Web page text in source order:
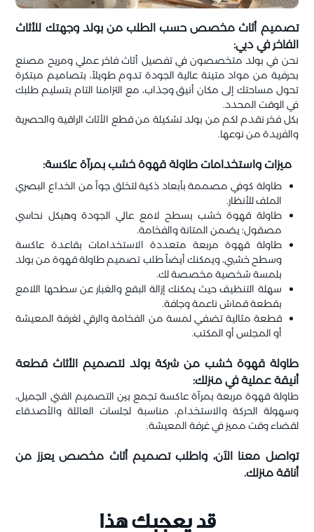
تصميم أثاث مخصص حسب الطلب من بولد وجهتك للأثاث
الفاخر في دبي:
نحن في بولد متخصصون في تفصيل أثاث فاخر عملي ومريح مصنع
بحرفية من مواد متينة عالية الجودة تدوم طويلاً، بتصاميم مبتكرة
تحول مساحتك إلى مكان أنيق وجذاب، مع التزامنا التام بتسليم طلبك
في الوقت المحدد.
بكل فخر نقدم لكم من بولد تشكيلة من قطع الأثاث الراقية والحصرية
والفريدة من نوعها.
ميزات واستخدامات طاولة قهوة خشب بمرآة عاكسة:
طاولة كوفي مصممة بأبعاد ذكية لتخلق جواً من الخداع البصري
الملف للأنظار.
طاولة قهوة خشب بسطح لامع عالي الجودة وهيكل نحاسي
مصقول؛ يضمن المتانة والفخامة.
طاولة قهوة مربعة متعددة الاستخدامات بقاعدة عاكسة
وسطح خشبي، ويمكنك أيضاً طلب تصميم طاولة قهوة من بولد
بلمسة شخصية مخصصة لك.
سهلة التنظيف حيث يمكنك إزالة البقع والغبار عن سطحها اللامع
بقطعة قماش ناعمة وجافة.
قطعة مثالية تضفي لمسة من الفخامة والرقي لغرفة المعيشة
أو المجلس أو المكتب.
طاولة قهوة خشب من شركة بولد لتصميم الأثاث قطعة
أنيقة عملية في منزلك:
طاولة قهوة مربعة بمرآة عاكسة تجمع بين التصميم الفني الجميل،
وسهولة الحركة والاستخدام، مناسبة لجلسات العائلة والأصدقاء
لقضاء وقت مميز في غرفة المعيشة.
تواصل معنا الآن، واطلب تصميم أثاث مخصص يعزز من
أناقة منزلك.
قد يعجبك هذا